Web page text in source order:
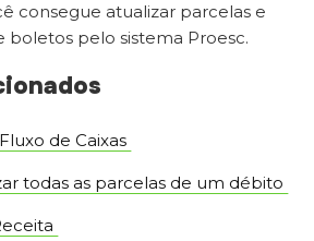
consegue atualizar parcelas e
boletos pelo sistema Proesc.
de Caixas
todas as parcelas de um débito